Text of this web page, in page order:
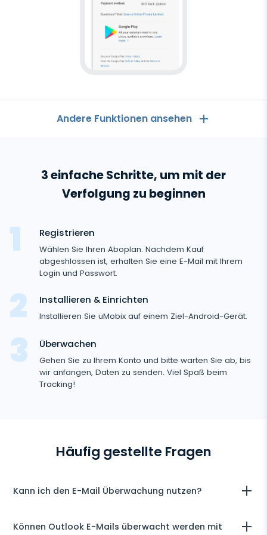
Android-
Andere Funktionen ansehen
Anruflisten
Text Message Tracker
GPS-Standorte
Keylogger
Einstellungen für die Fernsteuerung
Onlinestatus für soziale Medien
SIM-Kartenwechsel
Liste der installierten Anwendungen
Benachrichtigungen
Geräteinformation
Messaging-Anwendungen
Whatsapp
Facebook Messenger
Viber
Telegram
Wechat
Signal Messenger
Soziale Medien
Facebook
Instagram
Snapchat
Tik Tok
YouTube
Medien
Foto- und Video-Tracker
Aufzeichnung der Browsernutzung
Browserverlauf
Browser-Lesezeichen
Mailbox-Scanner
Streaming
Kameraschnappschuss
Videostream
Gelöschte Information
Gelöschte Nachrichten Wiederherstellen
Umbenannte Kontakte
Steuerung
Webseiten Sperren
Wi-Fi blockieren
3 einfache Schritte, um mit der
Verfolgung zu beginnen
Registrieren
Wählen Sie Ihren Aboplan. Nachdem Kauf
abgeshlossen ist, erhalten Sie eine E-Mail mit Ihrem
Login und Passwort.
Installieren & Einrichten
Installieren Sie uMobix auf einem Ziel-Android-Gerät.
Überwachen
Gehen Sie zu Ihrem Konto und bitte warten Sie ab, bis
wir anfangen, Daten zu senden. Viel Spaß beim
Tracking!
Häufig gestellte Fragen
Kann ich den E-Mail Überwachung nutzen?
möglich, private und nicht geschäftliche E-Mail-Aktivitäten zu
Können Outlook E-Mails überwacht werden mit